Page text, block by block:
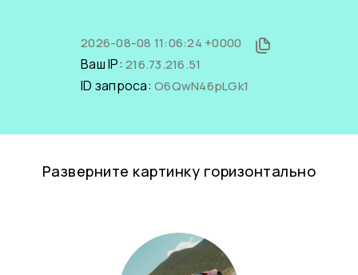
2026-08-08 11:06:24 +0000
Ваш IP: 216.73.216.51
ID запроса: O6QwN46pLGk1
Разверните картинку горизонтально